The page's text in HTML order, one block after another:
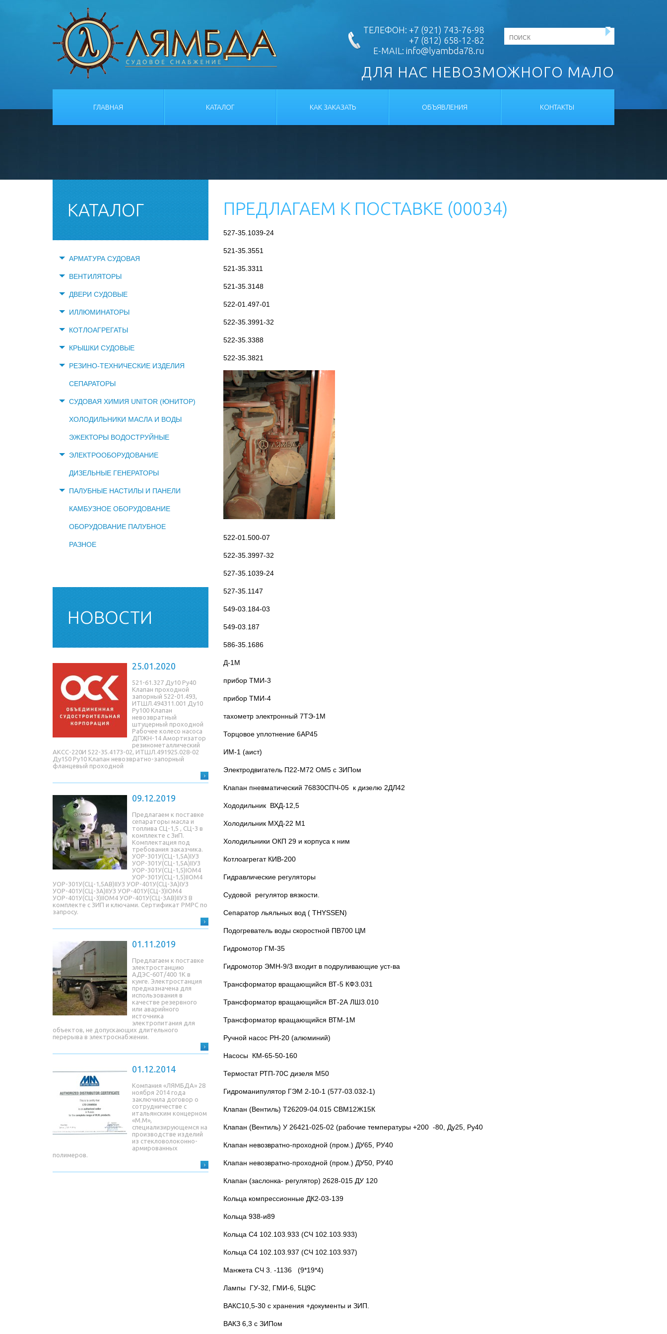
ТЕЛЕФОН: +7 (921) 743-76-98
+7 (812) 658-12-82
E-MAIL: info@lyambda78.ru
ДЛЯ НАС НЕВОЗМОЖНОГО МАЛО
ГЛАВНАЯ КАТАЛОГ КАК ЗАКАЗАТЬ ОБЪЯВЛЕНИЯ КОНТАКТЫ
КАТАЛОГ
АРМАТУРА СУДОВАЯ
ВЕНТИЛЯТОРЫ
ДВЕРИ СУДОВЫЕ
ИЛЛЮМИНАТОРЫ
КОТЛОАГРЕГАТЫ
КРЫШКИ СУДОВЫЕ
РЕЗИНО-ТЕХНИЧЕСКИЕ ИЗДЕЛИЯ
СЕПАРАТОРЫ
СУДОВАЯ ХИМИЯ UNITOR (ЮНИТОР)
ХОЛОДИЛЬНИКИ МАСЛА И ВОДЫ
ЭЖЕКТОРЫ ВОДОСТРУЙНЫЕ
ЭЛЕКТРООБОРУДОВАНИЕ
ДИЗЕЛЬНЫЕ ГЕНЕРАТОРЫ
ПАЛУБНЫЕ НАСТИЛЫ И ПАНЕЛИ
КАМБУЗНОЕ ОБОРУДОВАНИЕ
ОБОРУДОВАНИЕ ПАЛУБНОЕ
РАЗНОЕ
НОВОСТИ
25.01.2020
521-61.327 Ду10 Ру40
Клапан проходной
запорный 522-01.493,
ИТШЛ.494311.001 Ду10
Ру100 Клапан
невозвратный
штуцерный проходной
Рабочее колесо насоса
ДПЖН-14 Амортизатор
резинометаллический
АКСС-220И 522-35.4173-02, ИТШЛ.491925.028-02
Ду150 Ру10 Клапан невозвратно-запорный
фланцевый проходной
09.12.2019
Предлагаем к поставке
сепараторы масла и
топлива СЦ-1,5 , СЦ-3 в
комплекте с ЗиП.
Комплектация под
требования заказчика.
УОР-301У(СЦ-1,5A)IУЗ
УОР-301У(СЦ-1,5A)IIУЗ
УОР-301У(СЦ-1,5)IОМ4
УОР-301У(СЦ-1,5)IIОМ4
УОР-301У(СЦ-1,5AB)IIУЗ УОР-401У(СЦ-3A)IУЗ
УОР-401У(СЦ-3A)IIУЗ УОР-401У(СЦ-3)IОМ4
УОР-401У(СЦ-3)IIОМ4 УОР-401У(СЦ-3AB)IIУЗ В
комплекте с ЗИП и ключами. Сертификат РМРС по
запросу.
01.11.2019
Предлагаем к поставке
электростанцию
АДЭС-60Т/400 1К в
кунге. Электростанция
предназначена для
использования в
качестве резервного
или аварийного
источника
электропитания для
объектов, не допускающих длительного
перерыва в электроснабжении.
01.12.2014
Компания «ЛЯМБДА» 28
ноября 2014 года
заключила договор о
сотрудничестве с
итальянским концерном
«М.М»,
специализирующемся на
производстве изделий
из стекловолоконно-
армированных
полимеров.
ПРЕДЛАГАЕМ К ПОСТАВКЕ (00034)
527-35.1039-24
521-35.3551
521-35.3311
521-35.3148
522-01.497-01
522-35.3991-32
522-35.3388
522-35.3821
522-01.500-07
522-35.3997-32
527-35.1039-24
527-35.1147
549-03.184-03
549-03.187
586-35.1686
Д-1М
прибор ТМИ-3
прибор ТМИ-4
тахометр электронный 7ТЭ-1М
Торцовое уплотнение 6АР45
ИМ-1 (аист)
Электродвигатель П22-М72 ОМ5 с ЗИПом
Клапан пневматический 76830СПЧ-05 к дизелю 2ДЛ42
Хододильник ВХД-12,5
Холодильник МХД-22 М1
Холодильники ОКП 29 и корпуса к ним
Котлоагрегат КИВ-200
Гидравлические регуляторы
Судовой регулятор вязкости.
Сепаратор льяльных вод ( THYSSEN)
Подогреватель воды скоростной ПВ700 ЦМ
Гидромотор ГМ-35
Гидромотор ЭМН-9/3 входит в подруливающие уст-ва
Трансформатор вращающийся ВТ-5 КФ3.031
Трансформатор вращающийся ВТ-2А ЛШ3.010
Трансформатор вращающийся ВТМ-1М
Ручной насос РН-20 (алюминий)
Насосы КМ-65-50-160
Термостат РТП-70С дизеля М50
Гидроманипулятор ГЭМ 2-10-1 (577-03.032-1)
Клапан (Вентиль) Т26209-04.015 СВМ12Ж15К
Клапан (Вентиль) У 26421-025-02 (рабочие температуры +200 -80, Ду25, Ру40
Клапан невозвратно-проходной (пром.) ДУ65, РУ40
Клапан невозвратно-проходной (пром.) ДУ50, РУ40
Клапан (заслонка- регулятор) 2628-015 ДУ 120
Кольца компрессионные ДК2-03-139
Кольца 938-и89
Кольца С4 102.103.933 (СЧ 102.103.933)
Кольца С4 102.103.937 (СЧ 102.103.937)
Манжета СЧ 3. -1136 (9*19*4)
Лампы ГУ-32, ГМИ-6, 5Ц9С
ВАКС10,5-30 с хранения +документы и ЗИП.
ВАКЗ 6,3 с ЗИПом